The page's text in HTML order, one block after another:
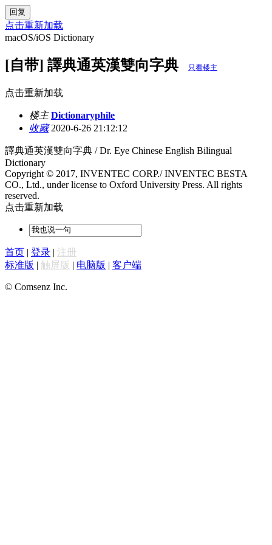
回复
点击重新加载
macOS/iOS Dictionary
[自带] 譯典通英漢雙向字典 只看楼主
点击重新加载
楼主 Dictionaryphile
收藏2020-6-26 21:12:12
譯典通英漢雙向字典 / Dr. Eye Chinese English Bilingual
Dictionary
Copyright © 2017, INVENTEC CORP./ INVENTEC BESTA
CO., Ltd., under license to Oxford University Press. All rights
reserved.
点击重新加载
首页 | 登录 | 注册
标准版 | 触屏版 | 电脑版 | 客户端
© Comsenz Inc.